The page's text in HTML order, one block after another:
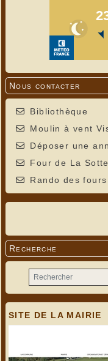
Nous contacter
Bibliothèque
Moulin à vent
Déposer une
Four de La Sotte
Rando des
Recherche
SITE DE LA MAIRIE